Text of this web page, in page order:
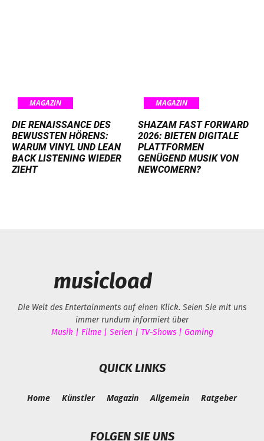
MAGAZIN
DIE RENAISSANCE DES
BEWUSSTEN HÖRENS:
WARUM VINYL UND LEAN
BACK LISTENING WIEDER
ZIEHT
MAGAZIN
SHAZAM FAST FORWARD
2026: BIETEN DIGITALE
PLATTFORMEN
GENÜGEND MUSIK VON
NEWCOMERN?
musicload
Die Welt des Entertainments auf einen Klick. Seien Sie mit uns
immer rundum informiert über
Musik | Filme | Serien | TV-Shows | Gaming
QUICK LINKS
Home Künstler Magazin Allgemein Ratgeber
FOLGEN SIE UNS